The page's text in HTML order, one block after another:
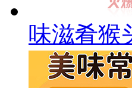
味滋肴猴